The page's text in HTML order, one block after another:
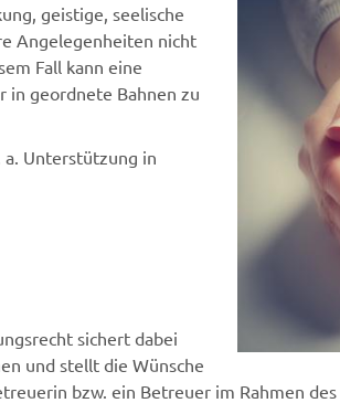
geistige, seelische
Angelegenheiten nicht
Fall kann eine
in geordnete Bahnen zu
Unterstützung in
sichert dabei
und stellt die Wünsche
bzw. ein Betreuer im Rahmen